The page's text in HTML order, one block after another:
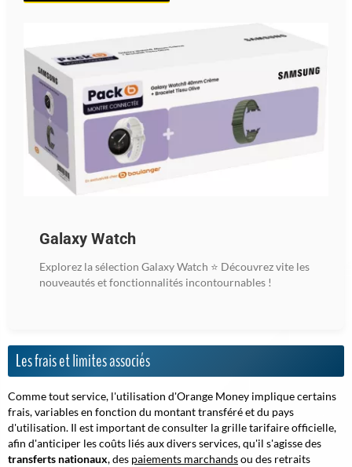
Galaxy Watch
Explorez la sélection Galaxy Watch ⭐ Découvrez vite les
nouveautés et fonctionnalités incontournables !
Les frais et limites associés
Comme tout service, l'utilisation d'Orange Money implique certains
frais, variables en fonction du montant transféré et du pays
d'utilisation. Il est important de consulter la grille tarifaire officielle,
afin d'anticiper les coûts liés aux divers services, qu'il s'agisse des
transferts nationaux, des paiements marchandsou des retraits